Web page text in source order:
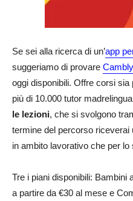
Se sei alla ricerca di un’app
suggeriamo di provare Cambly
oggi disponibili. Offre corsi
più di 10.000 tutor
le lezioni, che si svolgono
termine del percorso
in ambito lavorativo che per lo
Tre i piani disponibili: Bambini
a partire da €30 al mese e